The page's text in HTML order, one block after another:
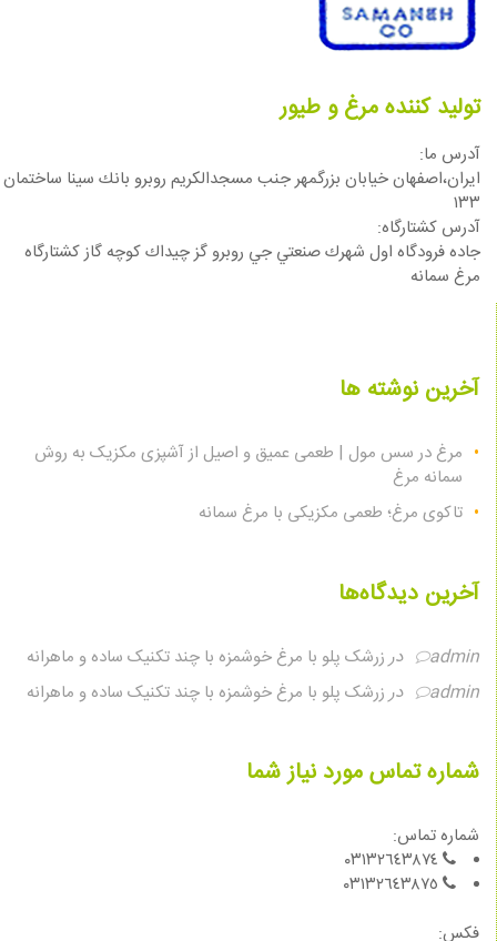
تولید کننده مرغ و طیور
آدرس ما:
ایران،اصفهان خيابان بزرگمهر جنب مسجدالكريم روبرو بانك سينا ساختمان
١٣٣
آدرس كشتارگاه:
جاده فرودگاه اول شهرك صنعتي جي روبرو گز چيداك كوچه گاز كشتارگاه
مرغ سمانه
آخرین نوشته ها
مرغ در سس مول | طعمی عمیق و اصیل از آشپزی مکزیک به روش
سمانه مرغ
تاکوی مرغ؛ طعمی مکزیکی با مرغ سمانه
آخرین دیدگاه‌ها
admin در زرشک پلو با مرغ خوشمزه با چند تکنیک ساده و ماهرانه
admin
در زرشک پلو با مرغ خوشمزه با چند تکنیک ساده و ماهرانه
شماره تماس مورد نیاز شما
شماره تماس:
فكس: